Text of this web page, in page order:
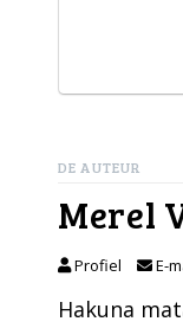
DE AUTEUR
Merel
Profiel E-
Hakuna